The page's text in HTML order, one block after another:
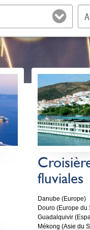
3
fluviales
Danube (Europe)
Douro (Europe du
Guadalquivir
Mékong (Asie du